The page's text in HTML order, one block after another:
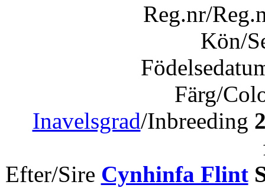
Reg.nr/
Kön/
Färg/
Inavelsgrad/Inbreeding
Efter/Sire Cynhinfa Flint